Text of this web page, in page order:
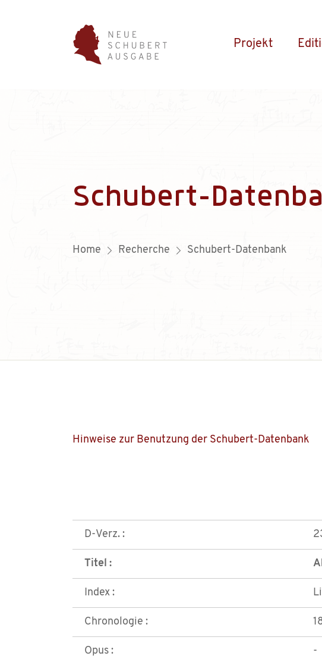
Projekt
Schubert-
Home Recherche Schubert-Datenbank
Hinweise zur Benutzung der Schubert-Datenbank
D-Verz. :
Titel :
Index :
Chronologie :
Opus : -